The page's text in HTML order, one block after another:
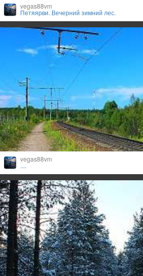
vegas88vm
Петяярви. Вечерний зимний лес.
vegas88vm
....